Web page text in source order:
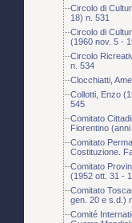
Circolo di
18) n. 531
Circolo di
(1960 nov. 5 -
Circolo
n. 534
Clocchiatti,
Collotti, Enzo
545
Comitato
Fiorentino
Comitato
Costituzione.
Comitato
(1952 ott. 31 -
Comitato
gen. 20 e s.d.)
Comité